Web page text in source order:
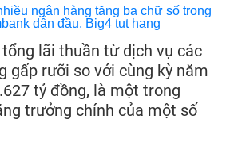
lãi thuần từ dịch vụ các
gấp rưỡi so với cùng kỳ năm
tỷ đồng, là một trong
trưởng chính của một số